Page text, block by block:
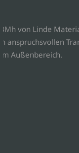
von Linde
anspruchsvollen
Außenbereich.